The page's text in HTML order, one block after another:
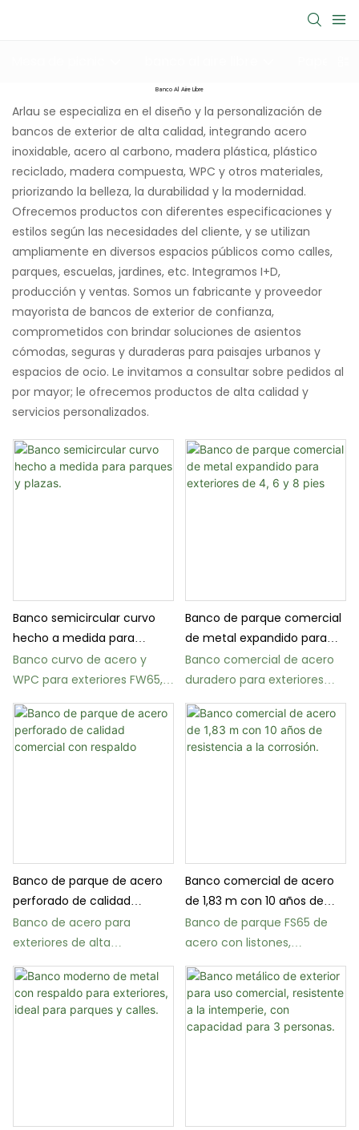
Banco Al Aire Libre
Arlau se especializa en el diseño y la personalización de
bancos de exterior de alta calidad, integrando acero
inoxidable, acero al carbono, madera plástica, plástico
reciclado, madera compuesta, WPC y otros materiales,
priorizando la belleza, la durabilidad y la modernidad.
Ofrecemos productos con diferentes especificaciones y
estilos según las necesidades del cliente, y se utilizan
ampliamente en diversos espacios públicos como calles,
parques, escuelas, jardines, etc. Integramos I+D,
producción y ventas. Somos un fabricante y proveedor
mayorista de bancos de exterior de confianza,
comprometidos con brindar soluciones de asientos
cómodas, seguras y duraderas para paisajes urbanos y
espacios de ocio. Le invitamos a consultar sobre pedidos al
por mayor; le ofrecemos productos de alta calidad y
servicios personalizados.
Banco semicircular curvo
hecho a medida para
parques y plazas.
Banco curvo de acero y
WPC para exteriores FW65,
ideal para parques y plazas.
Banco de parque comercial
de metal expandido para
exteriores de 4, 6 y 8 pies
Banco comercial de acero
duradero para exteriores
FS04 con respaldo
Banco de parque de acero
perforado de calidad
comercial con respaldo
Banco de acero para
exteriores de alta
resistencia FS08 de 1,83 m
(6 pies) para calles y
escuelas
Banco comercial de acero
de 1,83 m con 10 años de
resistencia a la corrosión.
Banco de parque FS65 de
acero con listones,
resistente a la intemperie,
para mobiliario urbano.